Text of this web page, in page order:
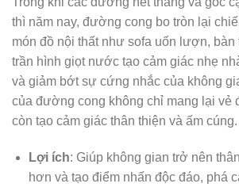
thì năm nay, đường cong bo tròn lại
món đồ nội thất như sofa uốn lượn, bàn
trần hình giọt nước tạo cảm giác nhẹ
và giảm bớt sự cứng nhắc của không
của đường cong không chỉ mang lại vẻ
còn tạo cảm giác thân thiện và ấm cúng.
Lợi ích: Giúp không gian trở nên
hơn và tạo điểm nhấn độc đáo, phá